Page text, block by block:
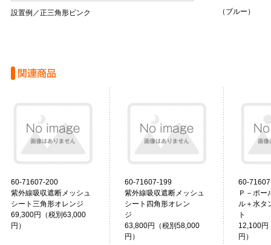
設置例／正三角形ピンク （ブルー）
60-71607-200
紫外線吸収遮断メッシュ
シート三角形オレンジ
69,300円（税別63,000
円）
60-71607-199
紫外線吸収遮断メッシュ
シート四角形オレン
ジ
63,800円（税別58,000
円）
60-
Ｐ－ポー
ル＋水タ
ト
12,100円
円）